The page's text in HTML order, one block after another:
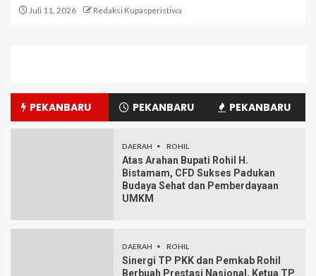
Juli 11, 2026 Redaksi Kupasperistiwa
PEKANBARU PEKANBARU PEKANBARU
DAERAH ROHIL
Atas Arahan Bupati Rohil H.
Bistamam, CFD Sukses Padukan
Budaya Sehat dan Pemberdayaan
UMKM
DAERAH ROHIL
Sinergi TP PKK dan Pemkab Rohil
Berbuah Prestasi Nasional, Ketua TP